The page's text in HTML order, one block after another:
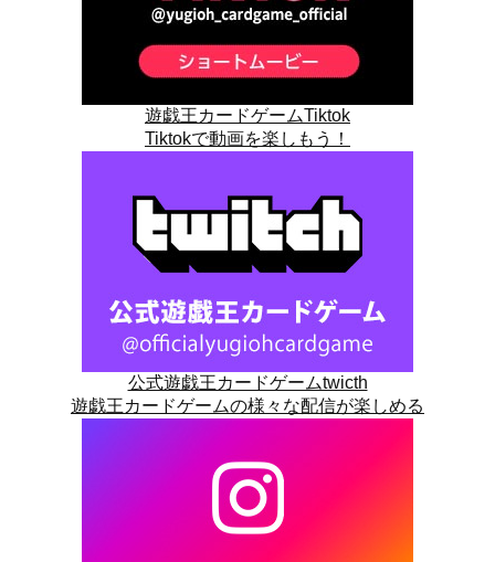
遊戯王カードゲームTiktok
Tiktokで動画を楽しもう！
公式遊戯王カードゲームtwicth
遊戯王カードゲームの様々な配信が楽しめる